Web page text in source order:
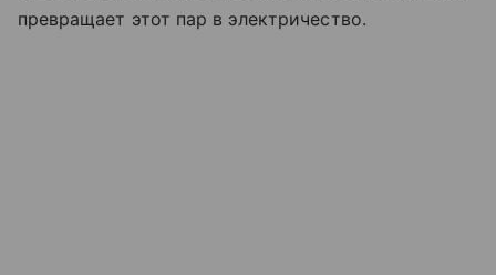
превращает этот пар в электричество.